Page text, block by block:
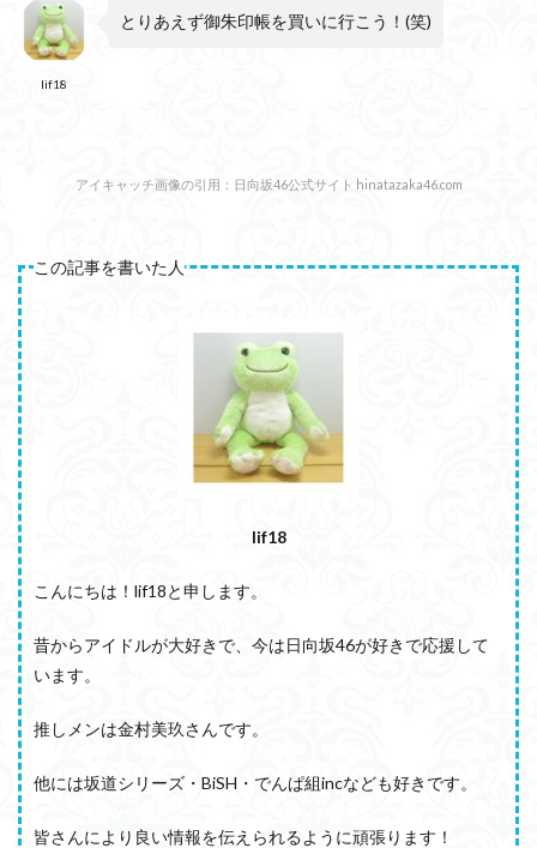
lif18
とりあえず御朱印帳を買いに行こう！(笑)
アイキャッチ画像の引用：日向坂46公式サイト hinatazaka46.com
この記事を書いた人
lif18
こんにちは！lif18と申します。
昔からアイドルが大好きで、今は日向坂46が好きで応援して
います。
推しメンは金村美玖さんです。
他には坂道シリーズ・BiSH・でんぱ組incなども好きです。
皆さんにより良い情報を伝えられるように頑張ります！